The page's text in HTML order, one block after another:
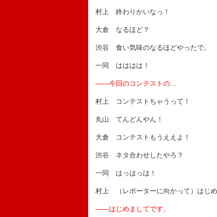
村上 終わりかいなっ！
大倉 なるほど？
渋谷 食い気味のなるほどやったで。
一同 はははは！
――今回のコンテストの…
村上 コンテストちゃうって！
丸山 てんどんやん！
大倉 コンテストもうええよ！
渋谷 ネタ合わせしたやろ？
一同 はっはっは！
村上 （レポーターに向かって）はじ
――はじめましてです。